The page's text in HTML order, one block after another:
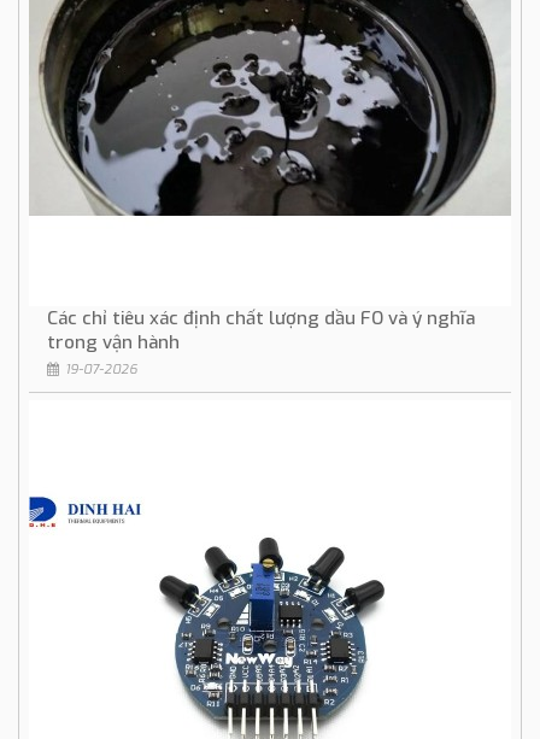
Các chỉ tiêu xác định chất lượng dầu FO và ý nghĩa
trong vận hành
19-07-2026